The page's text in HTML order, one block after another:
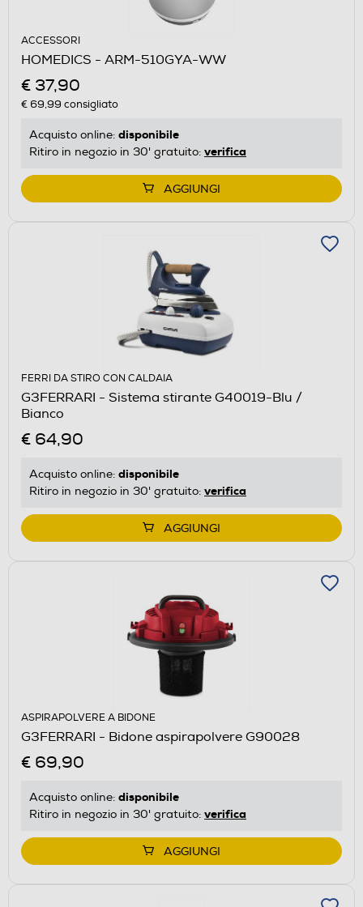
ACCESSORI
HOMEDICS - ARM-510GYA-WW
€ 37,90
€ 69,99 consigliato
Acquisto online: disponibile
Ritiro in negozio in 30' gratuito: verifica
AGGIUNGI
FERRI DA STIRO CON CALDAIA
G3FERRARI - Sistema stirante G40019-Blu /
Bianco
€ 64,90
Acquisto online: disponibile
Ritiro in negozio in 30' gratuito: verifica
AGGIUNGI
ASPIRAPOLVERE A BIDONE
G3FERRARI - Bidone aspirapolvere G90028
€ 69,90
Acquisto online: disponibile
Ritiro in negozio in 30' gratuito: verifica
AGGIUNGI